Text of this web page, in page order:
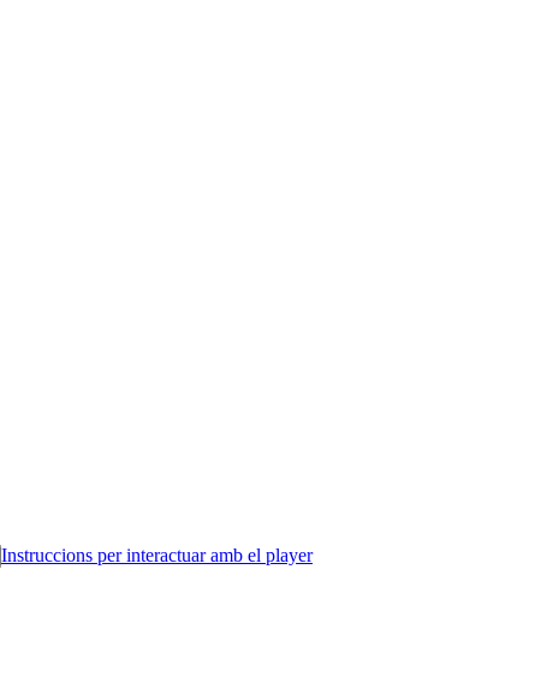
Instruccions per interactuar amb el player